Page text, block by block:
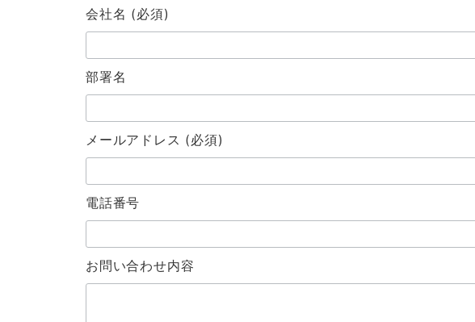
会社名 (必須)
部署名
メールアドレス (必須)
電話番号
お問い合わせ内容